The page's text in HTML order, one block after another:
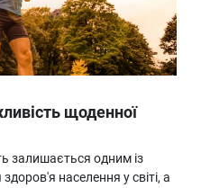
щоденної
залишається одним із
населення у світі, а